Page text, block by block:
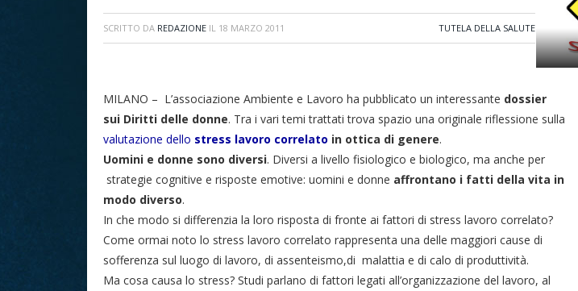
SCRITTO DA REDAZIONE IL 18 MARZO 2011 TUTELA DELLA SALUTE
MILANO – L’associazione Ambiente e Lavoro ha pubblicato un interessante dossier
sui Diritti delle donne. Tra i vari temi trattati trova spazio una originale riflessione sulla
valutazione dello stress lavoro correlato in ottica di genere.
Uomini e donne sono diversi. Diversi a livello fisiologico e biologico, ma anche per
strategie cognitive e risposte emotive: uomini e donne affrontano i fatti della vita in
modo diverso.
In che modo si differenzia la loro risposta di fronte ai fattori di stress lavoro correlato?
Come ormai noto lo stress lavoro correlato rappresenta una delle maggiori cause di
sofferenza sul luogo di lavoro, di assenteismo,di malattia e di calo di produttività.
Ma cosa causa lo stress? Studi parlano di fattori legati all’organizzazione del lavoro, al